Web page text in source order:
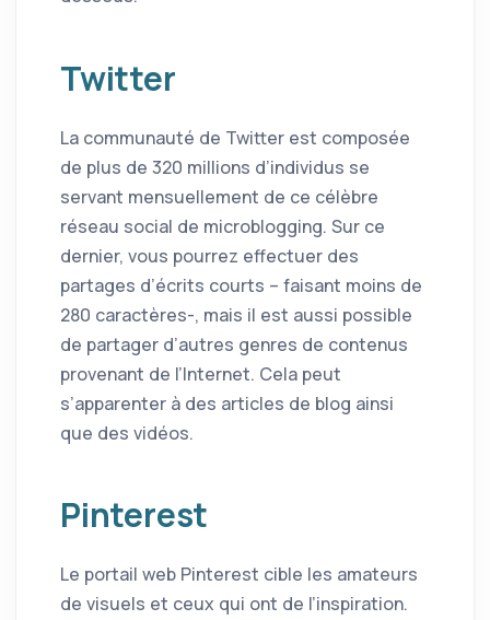
Twitter
La communauté de Twitter est composée
de plus de 320 millions d’individus se
servant mensuellement de ce célèbre
réseau social de microblogging. Sur ce
dernier, vous pourrez effectuer des
partages d’écrits courts – faisant moins de
280 caractères-, mais il est aussi possible
de partager d’autres genres de contenus
provenant de l’Internet. Cela peut
s’apparenter à des articles de blog ainsi
que des vidéos.
Pinterest
Le portail web Pinterest cible les amateurs
de visuels et ceux qui ont de l’inspiration.